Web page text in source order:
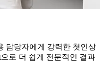
담당자에게 강력한 첫인상
로 더 쉽게 전문적인 결과